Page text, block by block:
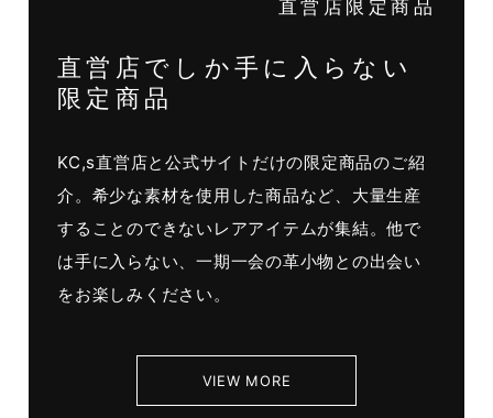
直営店限定商品
直営店でしか手に入らない
限定商品
KC,s直営店と公式サイトだけの限定商品のご紹
介。希少な素材を使用した商品など、大量生産
することのできないレアアイテムが集結。他で
は手に入らない、一期一会の革小物との出会い
をお楽しみください。
VIEW MORE